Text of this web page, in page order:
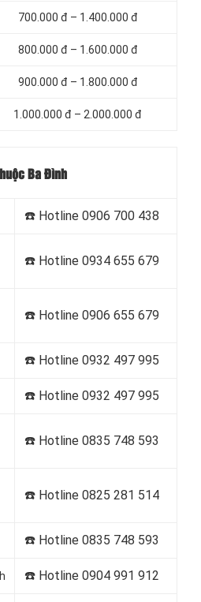
700.000 đ – 1.400.000 đ
800.000 đ – 1.600.000 đ
900.000 đ – 1.800.000 đ
1.000.000 đ – 2.000.000 đ
Ba Đình
☎️ Hotline 0906 700 438
☎️ Hotline 0934 655 679
☎️ Hotline 0906 655 679
☎️ Hotline 0932 497 995
☎️ Hotline 0932 497 995
☎️ Hotline 0835 748 593
☎️ Hotline 0825 281 514
☎️ Hotline 0835 748 593
☎️ Hotline 0904 991 912